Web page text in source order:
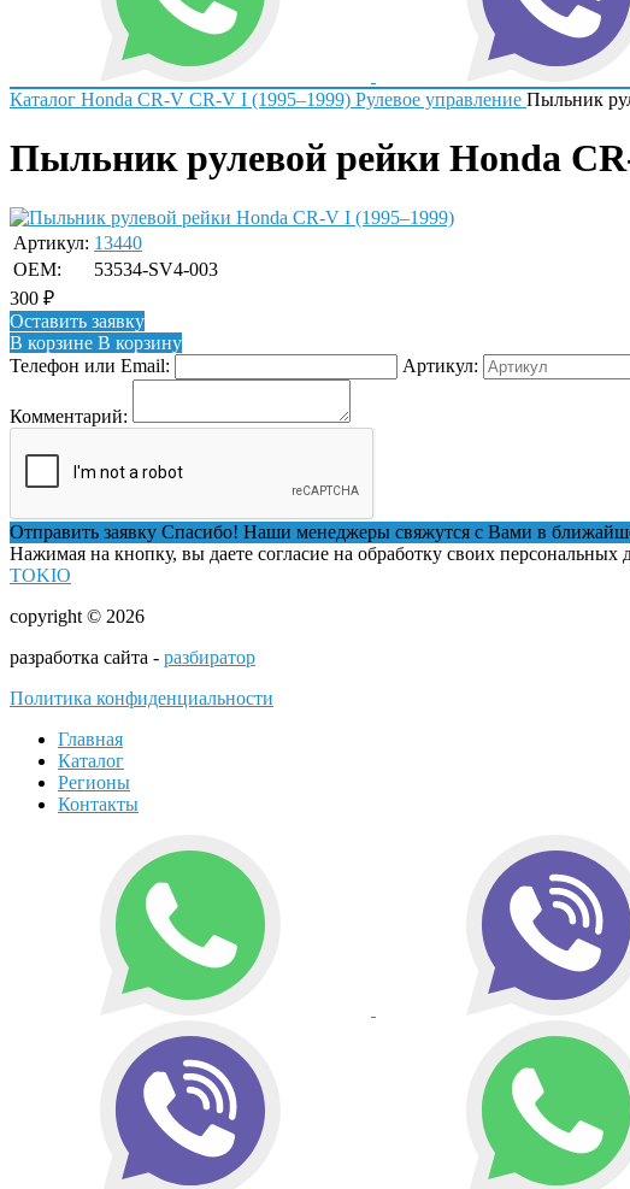
Каталог Honda CR-V CR-V I (1995–1999) Рулевое управление Пыльник
Пыльник рулевой рейки Honda
Артикул: 13440
OEM:
53534-SV4-003
300 ₽
Оставить заявку
В корзине В корзину
Телефон или Email:
Артикул:
Комментарий:
Отправить заявку Спасибо! Наши менеджеры свяжутся с Вами в
Нажимая на кнопку, вы даете согласие на обработку своих персональных
TOKIO
copyright © 2026
разработка сайта - разбиратор
Политика конфиденциальности
Главная
Каталог
Регионы
Контакты